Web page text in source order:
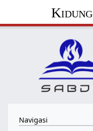
Kidung
Navigasi